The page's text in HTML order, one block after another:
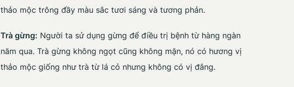
thảo mộc trông đầy màu sắc tươi sáng và tương phản.
Trà gừng: Người ta sử dụng gừng để điều trị bệnh từ hàng ngàn
năm qua. Trà gừng không ngọt cũng không mặn, nó có hương vị
thảo mộc giống như trà từ lá cỏ nhưng không có vị đắng.